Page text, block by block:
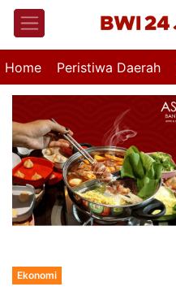
Home Peristiwa Daerah
Ekonomi